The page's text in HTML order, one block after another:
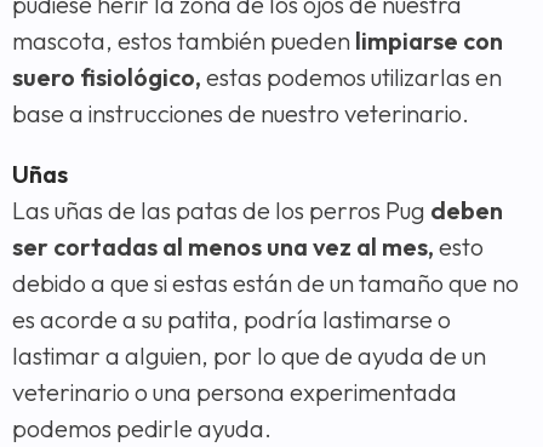
mascota, estos también pueden limpiarse con
suero fisiológico, estas podemos utilizarlas en
base a instrucciones de nuestro veterinario.
Uñas
Las uñas de las patas de los perros Pug deben
ser cortadas al menos una vez al mes, esto
debido a que si estas están de un tamaño que no
es acorde a su patita, podría lastimarse o
lastimar a alguien, por lo que de ayuda de un
veterinario o una persona experimentada
podemos pedirle ayuda.